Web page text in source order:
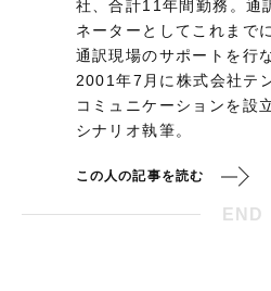
社、合計11年間勤務。通
ネーターとしてこれまで
通訳現場のサポートを行
2001年7月に株式会社テ
コミュニケーションを設
シナリオ執筆。
この人の記事を読む
END